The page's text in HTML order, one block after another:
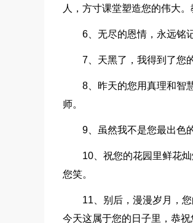
人，方寸课堂塑造您的伟大。
6、无尽的恩情，永远铭
7、天黑了，我得到了您
8、昨天的您用真理和智
师。
9、虽然我不是您最出色
10、祝您的花园里鲜花
您笑。
11、别后，漫漫岁月，
今天这属于您的日子里，恭祝